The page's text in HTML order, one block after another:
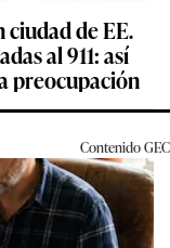
de EE.
al 911: así
preocupación
ContenidoGEC